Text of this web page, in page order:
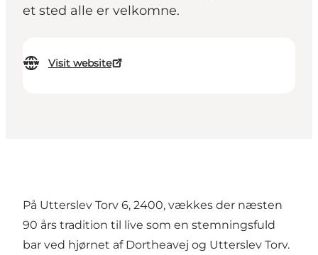
et sted alle er velkomne.
Visit website
På Utterslev Torv 6, 2400, vækkes der næsten
90 års tradition til live som en stemningsfuld
bar ved hjørnet af Dortheavej og Utterslev Torv.